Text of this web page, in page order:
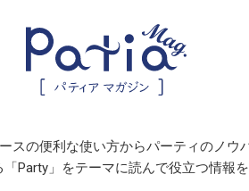
スの便利な使い方からパーティのノウ
「Party」をテーマに読んで役立つ情報